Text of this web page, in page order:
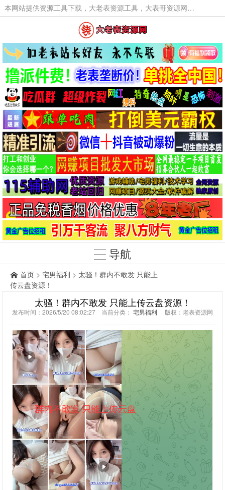
本网站提供资源工具下载，大老表资源工具，大表哥资源网软件工具，大老表资源下载，活动线报福利资源分享,活动线报，大型网游经典游戏，网络热门技术游戏辅助交流与分享。
导航
首页 > 宅男福利 > 太骚！群内不敢发 只能上
传云盘资源！
太骚！群内不敢发 只能上传云盘资源！
发布时间：2026/5/20 08:02:27 当前分类： 宅男福利 版权：老表资源网